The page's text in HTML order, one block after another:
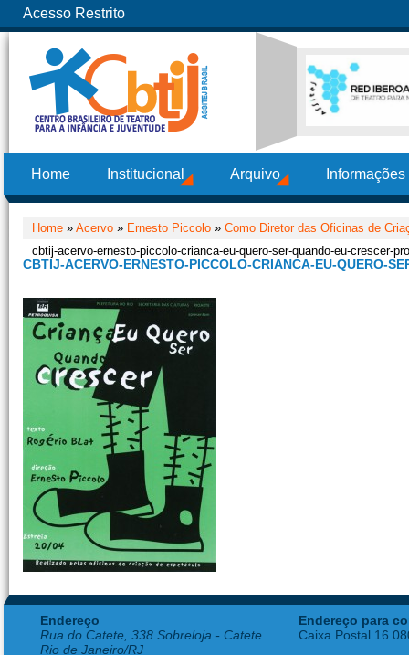
Acesso Restrito
Home Institucional Arquivo
Home » Acervo » Ernesto Piccolo » Como Diretor das Oficinas de
cbtij-acervo-ernesto-piccolo-crianca-eu-quero-ser-quando-eu-crescer-
CBTIJ-ACERVO-ERNESTO-PICCOLO-CRIANCA-EU-QUERO-
Endereço
Rua do Catete, 338 Sobreloja - Catete
Rio de Janeiro/RJ
Endereço para
Caixa Postal